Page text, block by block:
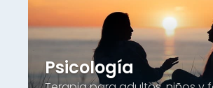
Psicología